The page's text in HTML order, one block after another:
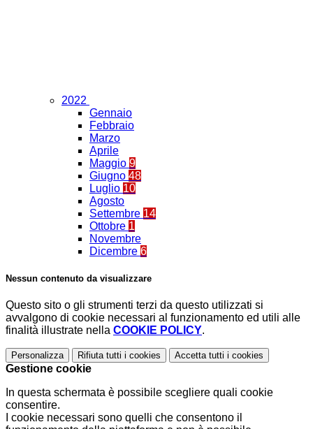
2022
Gennaio
Febbraio
Marzo
Aprile
Maggio 9
Giugno 48
Luglio 10
Agosto
Settembre 14
Ottobre 1
Novembre
Dicembre 6
Nessun contenuto da visualizzare
Questo sito o gli strumenti terzi da questo utilizzati si
avvalgono di cookie necessari al funzionamento ed utili alle
finalità illustrate nella COOKIE POLICY.
Personalizza Rifiuta tutti i cookies Accetta tutti i cookies
Gestione cookie
In questa schermata è possibile scegliere quali cookie
consentire.
I cookie necessari sono quelli che consentono il